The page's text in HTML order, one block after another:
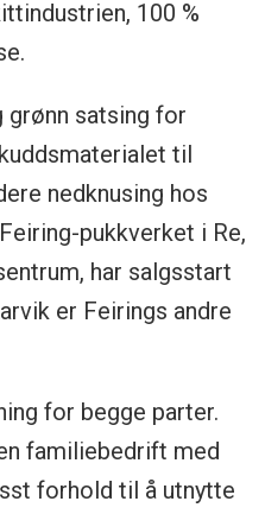
100 %
grønn satsing for
til
nedknusing hos
pukkverket i Re,
har salgsstart
er Feirings andre
for begge parter.
familiebedrift med
forhold til å utnytte